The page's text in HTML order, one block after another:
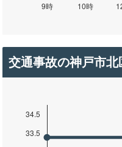
交通事故の神戸市